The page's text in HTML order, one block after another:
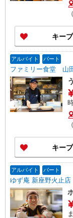
キープ
アルバイト パート
ファミリー食堂 山
キープ
アルバイト パート
ゆず庵 新座野火止店